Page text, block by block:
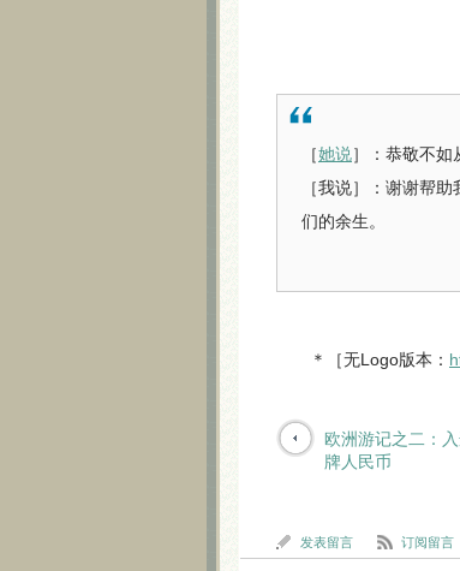
［她说］：恭敬不如
［我说］：谢谢帮
们的余生。
＊［无Logo版本：
欧洲游记之二：
牌人民币
发表留言 订阅留言